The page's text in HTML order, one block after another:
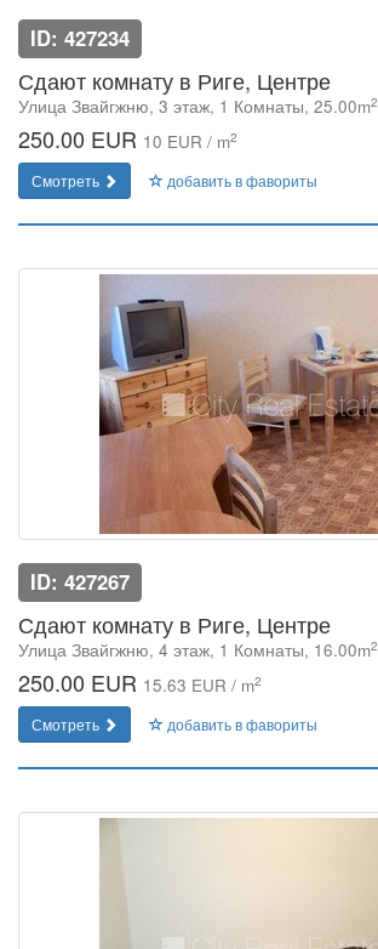
ID: 427234
Сдают комнату в Риге, Центре
Улица Звайгжню, 3 этаж, 1 Комнаты, 25.00m2
250.00 EUR 10 EUR / m2
Смотреть добавить в фавориты
ID: 427267
Сдают комнату в Риге, Центре
Улица Звайгжню, 4 этаж, 1 Комнаты, 16.00m2
250.00 EUR 15.63 EUR / m2
Смотреть добавить в фавориты